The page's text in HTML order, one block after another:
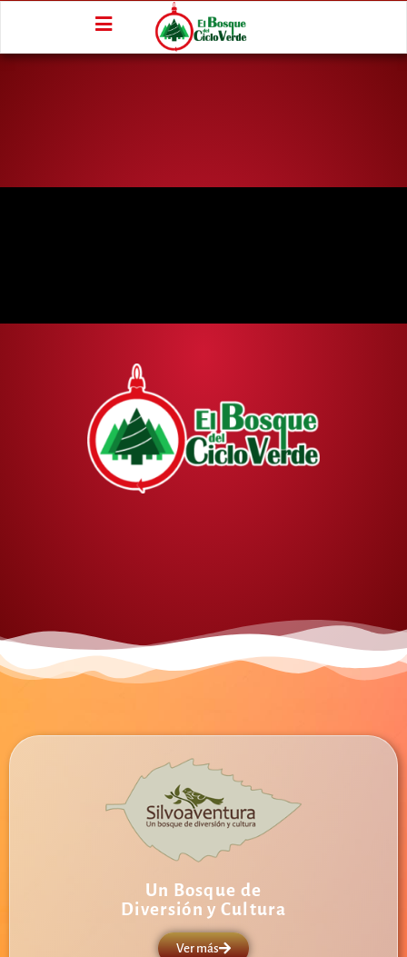
Un Bosque de
Diversión y Cultura
Ver más